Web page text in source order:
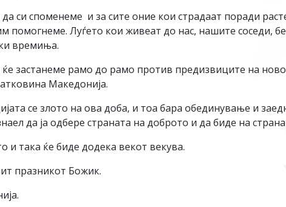
си споменеме и за сите оние кои страдаат поради
помогнеме. Луѓето кои живеат до нас, нашите соседи,
времиња.
ќе застанеме рамо до рамо против предизвиците на
Македонија.
се злото на ова доба, и тоа бара обединување и
да ја одбере страната на доброто и да биде на
и така ќе биде додека векот векува.
празникот Божик.